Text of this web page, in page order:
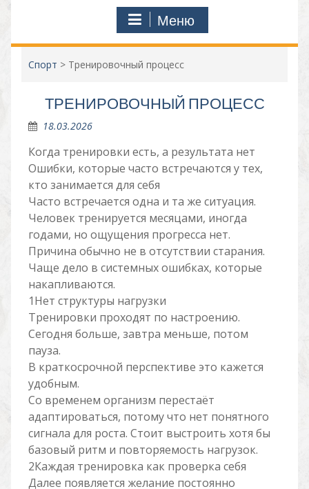
Меню
Спорт > Тренировочный процесс
ТРЕНИРОВОЧНЫЙ ПРОЦЕСС
18.03.2026
Когда тренировки есть, а результата нет
Ошибки, которые часто встречаются у тех,
кто занимается для себя
Часто встречается одна и та же ситуация.
Человек тренируется месяцами, иногда
годами, но ощущения прогресса нет.
Причина обычно не в отсутствии старания.
Чаще дело в системных ошибках, которые
накапливаются.
1Нет структуры нагрузки
Тренировки проходят по настроению.
Сегодня больше, завтра меньше, потом
пауза.
В краткосрочной перспективе это кажется
удобным.
Со временем организм перестаёт
адаптироваться, потому что нет понятного
сигнала для роста. Стоит выстроить хотя бы
базовый ритм и повторяемость нагрузок.
2Каждая тренировка как проверка себя
Далее появляется желание постоянно